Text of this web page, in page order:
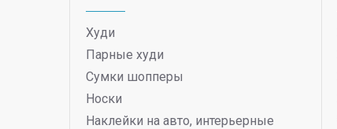
Худи
Парные худи
Сумки шопперы
Носки
Наклейки на авто, интерьерные